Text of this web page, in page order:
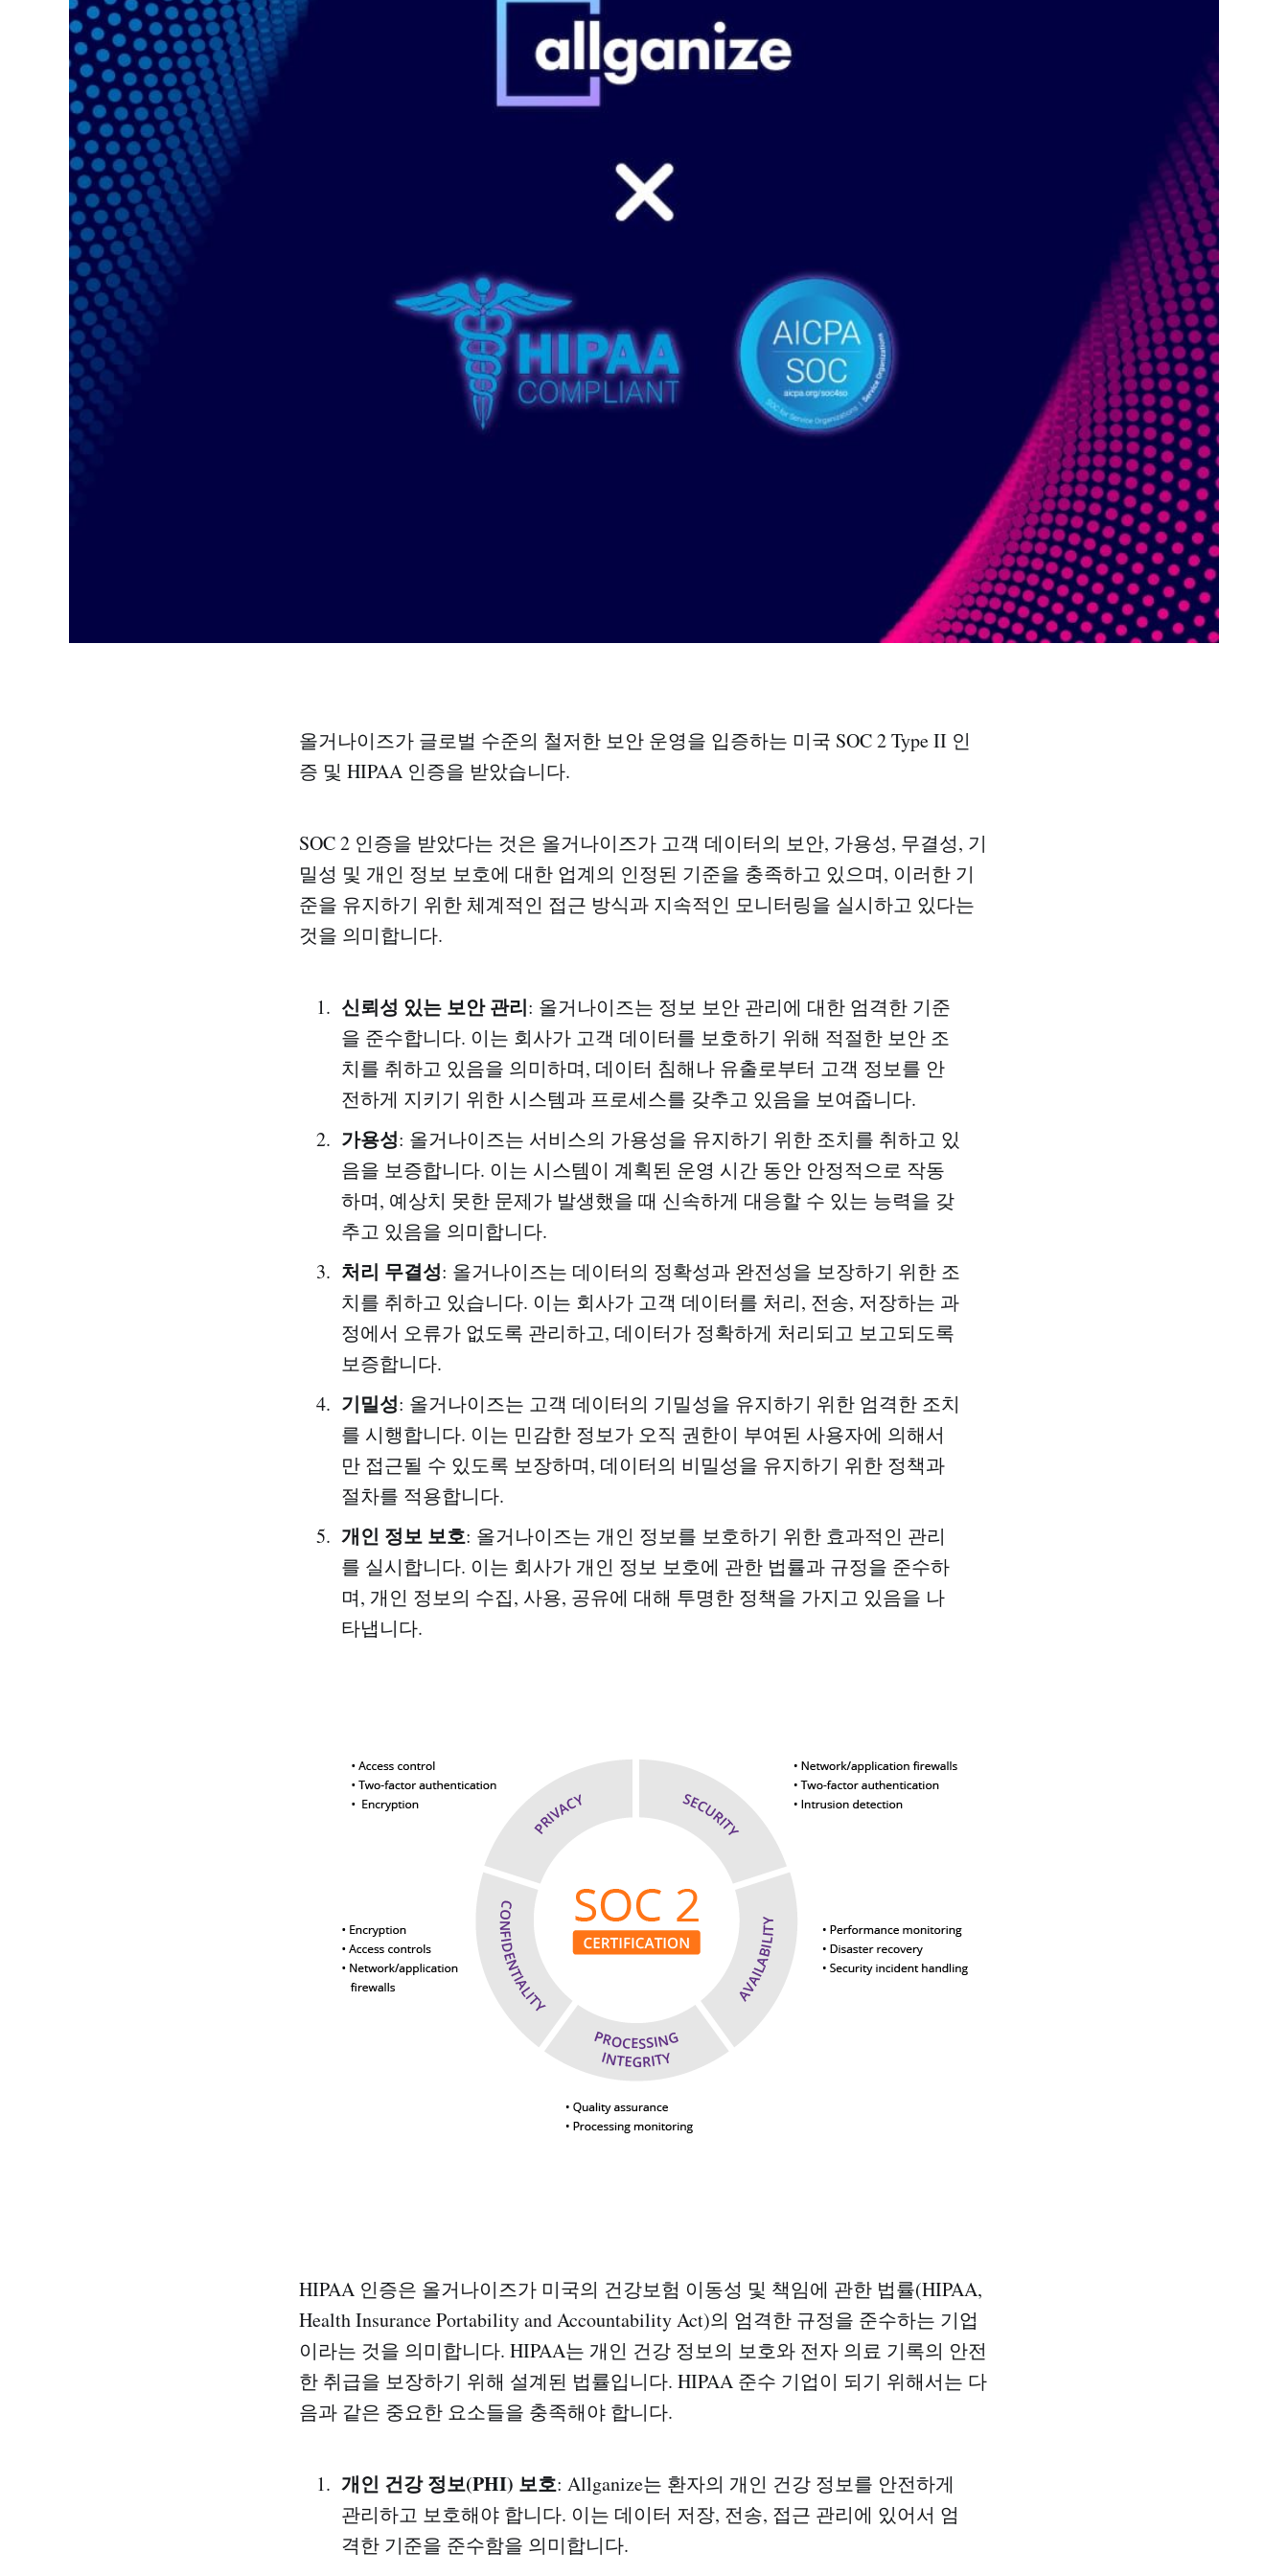
올거나이즈가 글로벌 수준의 철저한 보안 운영을 입증하는 미국 SOC 2 Type II 인
증 및 HIPAA 인증을 받았습니다.
SOC 2 인증을 받았다는 것은 올거나이즈가 고객 데이터의 보안, 가용성, 무결성, 기
밀성 및 개인 정보 보호에 대한 업계의 인정된 기준을 충족하고 있으며, 이러한 기
준을 유지하기 위한 체계적인 접근 방식과 지속적인 모니터링을 실시하고 있다는
것을 의미합니다.
신뢰성 있는 보안 관리: 올거나이즈는 정보 보안 관리에 대한 엄격한 기준
을 준수합니다. 이는 회사가 고객 데이터를 보호하기 위해 적절한 보안 조
치를 취하고 있음을 의미하며, 데이터 침해나 유출로부터 고객 정보를 안
전하게 지키기 위한 시스템과 프로세스를 갖추고 있음을 보여줍니다.
가용성: 올거나이즈는 서비스의 가용성을 유지하기 위한 조치를 취하고 있
음을 보증합니다. 이는 시스템이 계획된 운영 시간 동안 안정적으로 작동
하며, 예상치 못한 문제가 발생했을 때 신속하게 대응할 수 있는 능력을 갖
추고 있음을 의미합니다.
처리 무결성: 올거나이즈는 데이터의 정확성과 완전성을 보장하기 위한 조
치를 취하고 있습니다. 이는 회사가 고객 데이터를 처리, 전송, 저장하는 과
정에서 오류가 없도록 관리하고, 데이터가 정확하게 처리되고 보고되도록
보증합니다.
기밀성: 올거나이즈는 고객 데이터의 기밀성을 유지하기 위한 엄격한 조치
를 시행합니다. 이는 민감한 정보가 오직 권한이 부여된 사용자에 의해서
만 접근될 수 있도록 보장하며, 데이터의 비밀성을 유지하기 위한 정책과
절차를 적용합니다.
개인 정보 보호: 올거나이즈는 개인 정보를 보호하기 위한 효과적인 관리
를 실시합니다. 이는 회사가 개인 정보 보호에 관한 법률과 규정을 준수하
며, 개인 정보의 수집, 사용, 공유에 대해 투명한 정책을 가지고 있음을 나
타냅니다.
HIPAA 인증은 올거나이즈가 미국의 건강보험 이동성 및 책임에 관한 법률(HIPAA,
Health Insurance Portability and Accountability Act)의 엄격한 규정을 준수하는 기업
이라는 것을 의미합니다. HIPAA는 개인 건강 정보의 보호와 전자 의료 기록의 안전
한 취급을 보장하기 위해 설계된 법률입니다. HIPAA 준수 기업이 되기 위해서는 다
음과 같은 중요한 요소들을 충족해야 합니다.
개인 건강 정보(PHI) 보호: Allganize는 환자의 개인 건강 정보를 안전하게
관리하고 보호해야 합니다. 이는 데이터 저장, 전송, 접근 관리에 있어서 엄
격한 기준을 준수함을 의미합니다.